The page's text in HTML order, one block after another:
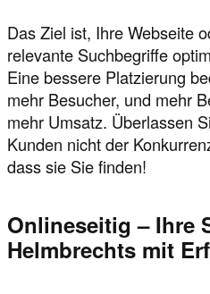
Das Ziel ist, Ihre Webseite
relevante Suchbegriffe
Eine bessere Platzierung
mehr Besucher, und mehr
mehr Umsatz. Überlassen
Kunden nicht der
dass sie Sie finden!
Onlineseitig – Ihre
Helmbrechts mit